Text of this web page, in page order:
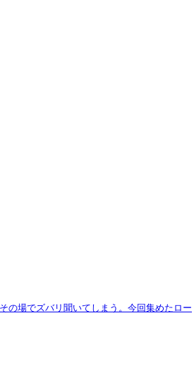
の場でズバリ聞いてしまう。今回集めたロー